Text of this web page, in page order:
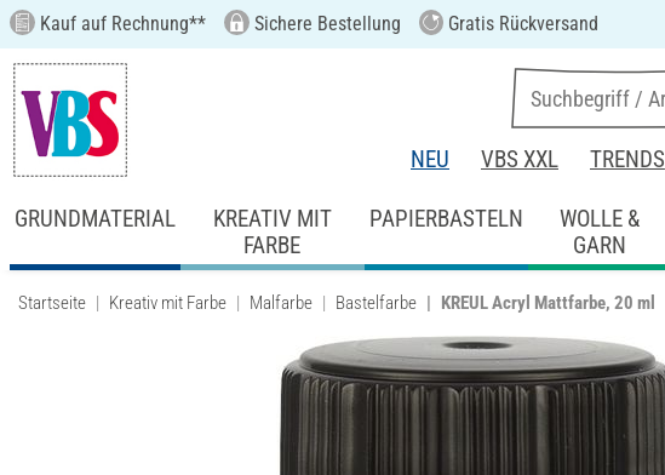
Kauf auf Rechnung** Sichere Bestellung Gratis Rückversand
NEU VBS XXL TRENDS
GRUNDMATERIAL
KREATIV MIT
FARBE
PAPIERBASTELN
WOLLE &
GARN
Startseite Kreativ mit Farbe Malfarbe Bastelfarbe KREUL Acryl Mattfarbe, 20 ml